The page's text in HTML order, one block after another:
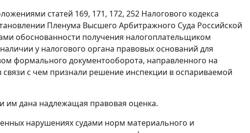
статей 169, 171, 172, 252 Налогового кодекса
Пленума Высшего Арбитражного Суда Российской
обоснованности получения налогоплательщиком
у налогового органа правовых оснований для
формального документооборота, направленного на
с чем признали решение инспекции в оспариваемой
им дана надлежащая правовая оценка.
нарушениях судами норм материального и